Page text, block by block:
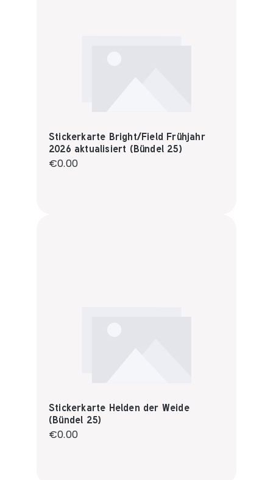
Stickerkarte Bright/Field Frühjahr
2026 aktualisiert (Bündel 25)
Regular price:
€0.00
Stickerkarte Helden der Weide
(Bündel 25)
Regular price:
€0.00